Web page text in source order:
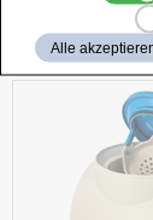
Alle